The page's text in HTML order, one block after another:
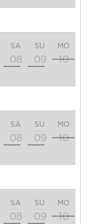
SA
08
SU
09
MO
10
SA
08
SU
09
MO
10
SA
08
SU
09
MO
10